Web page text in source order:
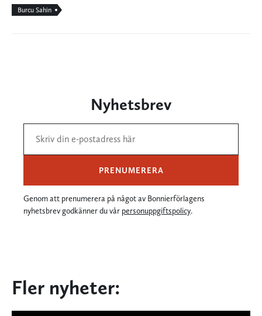
Burcu Sahin
Nyhetsbrev
PRENUMERERA
Genom att prenumerera på något av Bonnierförlagens
nyhetsbrev godkänner du vår personuppgiftspolicy.
Fler nyheter: